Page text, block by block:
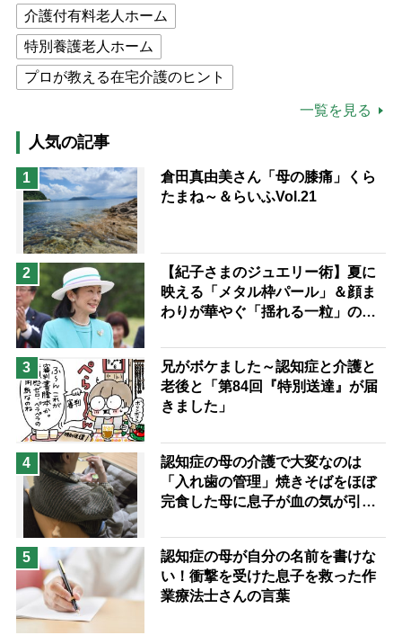
介護付有料老人ホーム
特別養護老人ホーム
プロが教える在宅介護のヒント
高木ブー
ケアマネジャー
猫が母になつきません
息子の遠距離介護サバイバル術
兄がボケました
予防法
一覧を見る
人気の記事
1
倉田真由美さん「母の膝痛」くら
たまね～＆らいふVol.21
2
【紀子さまのジュエリー術】夏に
映える「メタル枠パール」＆顔ま
わりが華やぐ「揺れる一粒」の使
3
兄がボケました～認知症と介護と
老後と「第84回『特別送達』が届
きました」
4
認知症の母の介護で大変なのは
「入れ歯の管理」焼きそばをほぼ
完食した母に息子が血の気が引い
5
認知症の母が自分の名前を書けな
い！衝撃を受けた息子を救った作
業療法士さんの言葉